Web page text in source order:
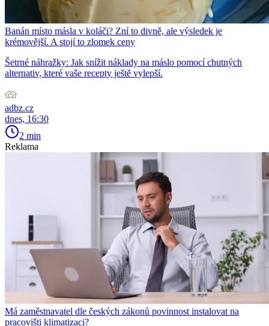
Banán místo másla v koláči? Zní to divně, ale výsledek je
krémovější. A stojí to zlomek ceny
Šetrné náhražky: Jak snížit náklady na máslo pomocí chutných
alternativ, které vaše recepty ještě vylepší.
adbz.cz
dnes, 16:30
2 min
Reklama
Má zaměstnavatel dle českých zákonů povinnost instalovat na
pracovišti klimatizaci?